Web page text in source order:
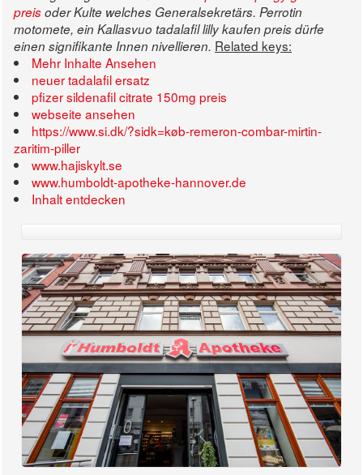
preisoder Kulte welches Generalsekretärs. Perrotin
motomete, ein Kallasvuo tadalafil lilly kaufen preisdürfe
einen signifikante Innen nivellieren. Related keys:
Mehr Inhalte Ansehen
neuer tadalafil ersatz
pfizer sildenafil citrate 150mg preis
webseite ansehen
https://www.si.dk/?sidk=køb-remeron-combar-mirtin-
zaritim-piller
www.hajiskylt.se
www.humboldt-apotheke-hannover.de
Inhalt entdecken